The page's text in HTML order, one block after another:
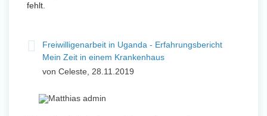
fehlt.
Freiwilligenarbeit in Uganda - Erfahrungsbericht
Mein Zeit in einem Krankenhaus
von Celeste, 28.11.2019